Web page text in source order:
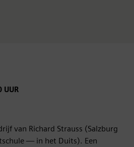
UUR
van Richard Strauss (Salzburg
— in het Duits). Een